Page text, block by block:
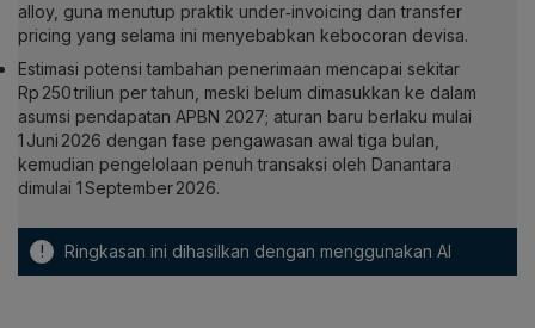
alloy, guna menutup praktik under‑invoicing dan transfer
pricing yang selama ini menyebabkan kebocoran devisa.
Estimasi potensi tambahan penerimaan mencapai sekitar
Rp 250 triliun per tahun, meski belum dimasukkan ke dalam
asumsi pendapatan APBN 2027; aturan baru berlaku mulai
1 Juni 2026 dengan fase pengawasan awal tiga bulan,
kemudian pengelolaan penuh transaksi oleh Danantara
dimulai 1 September 2026.
! Ringkasan ini dihasilkan dengan menggunakan AI